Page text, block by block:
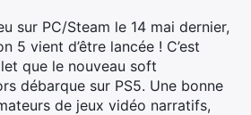
sur PC/Steam le 14 mai dernier,
5 vient d’être lancée ! C’est
que le nouveau soft
débarque sur PS5. Une bonne
de jeux vidéo narratifs,